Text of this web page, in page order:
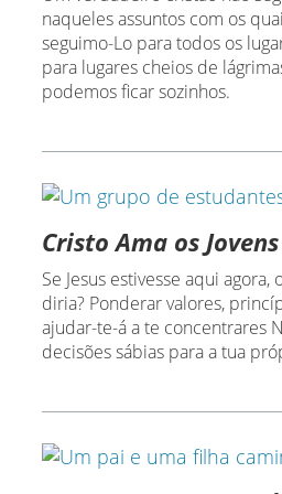
naqueles assuntos com os
seguimo-Lo para todos os
para lugares cheios de
podemos ficar sozinhos.
Cristo Ama os Jovens
Se Jesus estivesse aqui
diria? Ponderar valores,
ajudar-te-á a te concentrares
decisões sábias para a tua